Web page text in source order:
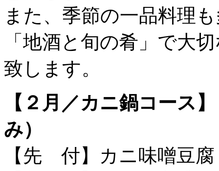
また、季節の一品料理
「地酒と旬の肴」で大
致します。
【２月／カニ鍋コース
み）
【先 付】カニ味噌豆腐